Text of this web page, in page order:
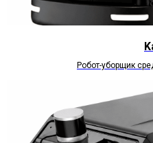
Робот-уборщик